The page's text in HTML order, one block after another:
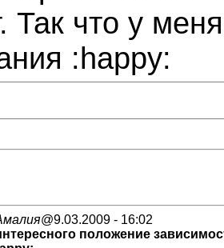
Так что у
:happy:
@9.03.2009 - 16:02
положение